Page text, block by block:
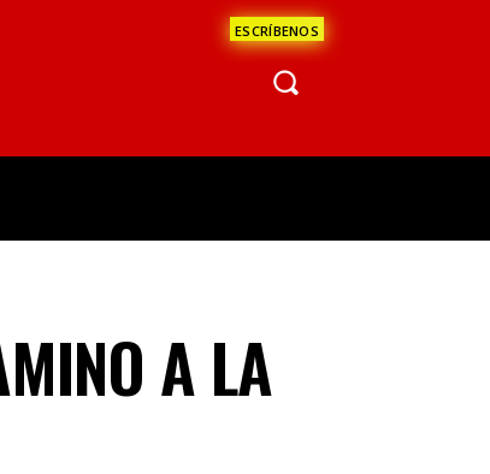
ESCRÍBENOS
JUAN DEL RÍO 93.1 FM | GUADALAJARA 1510 AM | LA
A LA